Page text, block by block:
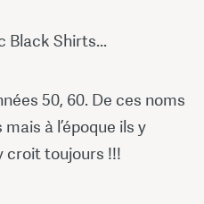
Black Shirts...
50, 60. De ces noms
à l’époque ils y
croit toujours !!!